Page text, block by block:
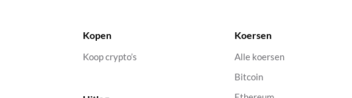
Kopen
Koop crypto’s
Koersen
Alle koersen
Bitcoin